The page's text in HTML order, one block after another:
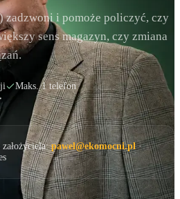
zadzwoni i pomoże policzyć, czy
sens magazyn, czy zmiana
Maks. 1 telefon
założyciela:pawel@ekomocni.pl·